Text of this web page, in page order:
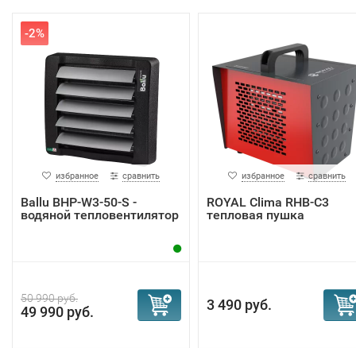
-2%
избранное сравнить
Ballu BHP-W3-50-S -
водяной тепловентилятор
50 990 руб.
49 990 руб.
избранное сравнить
ROYAL Clima RHB-C3
тепловая пушка
3 490 руб.